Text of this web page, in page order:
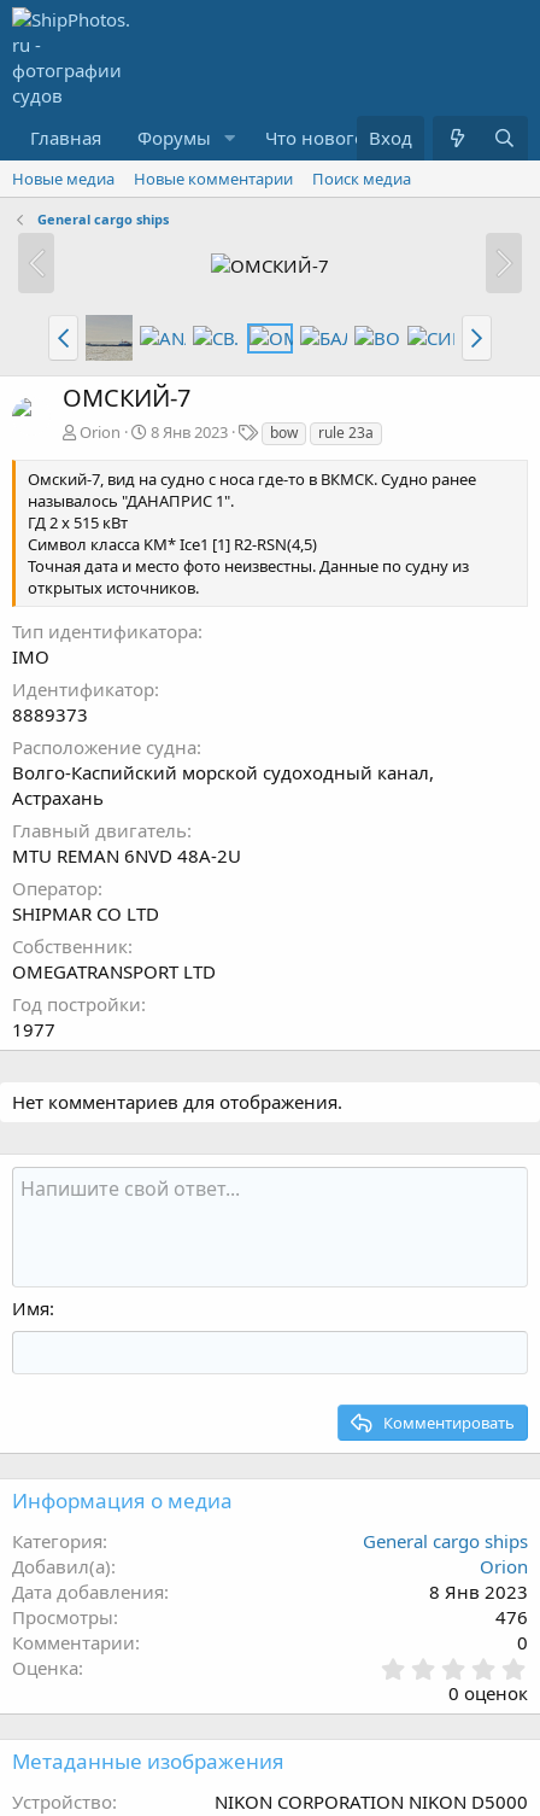
Главная Форумы Что нового? Медиа
Вход
Новые медиа Новые комментарии Поиск медиа
General cargo ships
ОМСКИЙ-7
Orion 8 Янв 2023
Т
е
г
bow rule 23a
Омский-7, вид на судно с носа где-то в ВКМСК. Судно ранее
называлось "ДАНАПРИС 1".
ГД 2 х 515 кВт
Символ класса KM* Ice1 [1] R2-RSN(4,5)
Точная дата и место фото неизвестны. Данные по судну из
открытых источников.
Тип идентификатора
IMO
Идентификатор
8889373
Расположение судна
Волго-Каспийский морской судоходный канал,
Астрахань
Главный двигатель
MTU REMAN 6NVD 48A-2U
Оператор
SHIPMAR CO LTD
Собственник
OMEGATRANSPORT LTD
Год постройки
1977
Нет комментариев для отображения.
Имя
Комментировать
Информация о медиа
Категория
General cargo ships
Добавил(а)
Orion
Дата добавления
8 Янв 2023
Просмотры
476
Комментарии
0
Оценка
.
0
0 оценок
Метаданные изображения
Устройство
NIKON CORPORATION NIKON D5000